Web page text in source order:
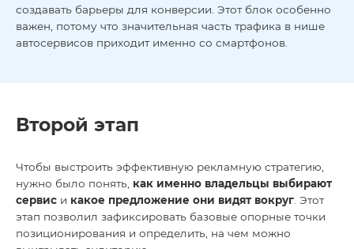
создавать барьеры для конверсии. Этот блок особенно
важен, потому что значительная часть трафика в нише
автосервисов приходит именно со смартфонов.
Второй этап
Чтобы выстроить эффективную рекламную стратегию,
нужно было понять, как именно владельцы выбирают
сервис и какое предложение они видят вокруг . Этот
этап позволил зафиксировать базовые опорные точки
позиционирования и определить, на чем можно